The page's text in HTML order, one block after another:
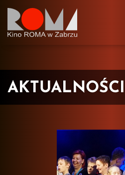
AKTUALNOŚCI